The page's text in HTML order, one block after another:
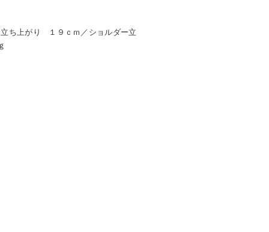
上がり １９ｃｍ／ショルダー立